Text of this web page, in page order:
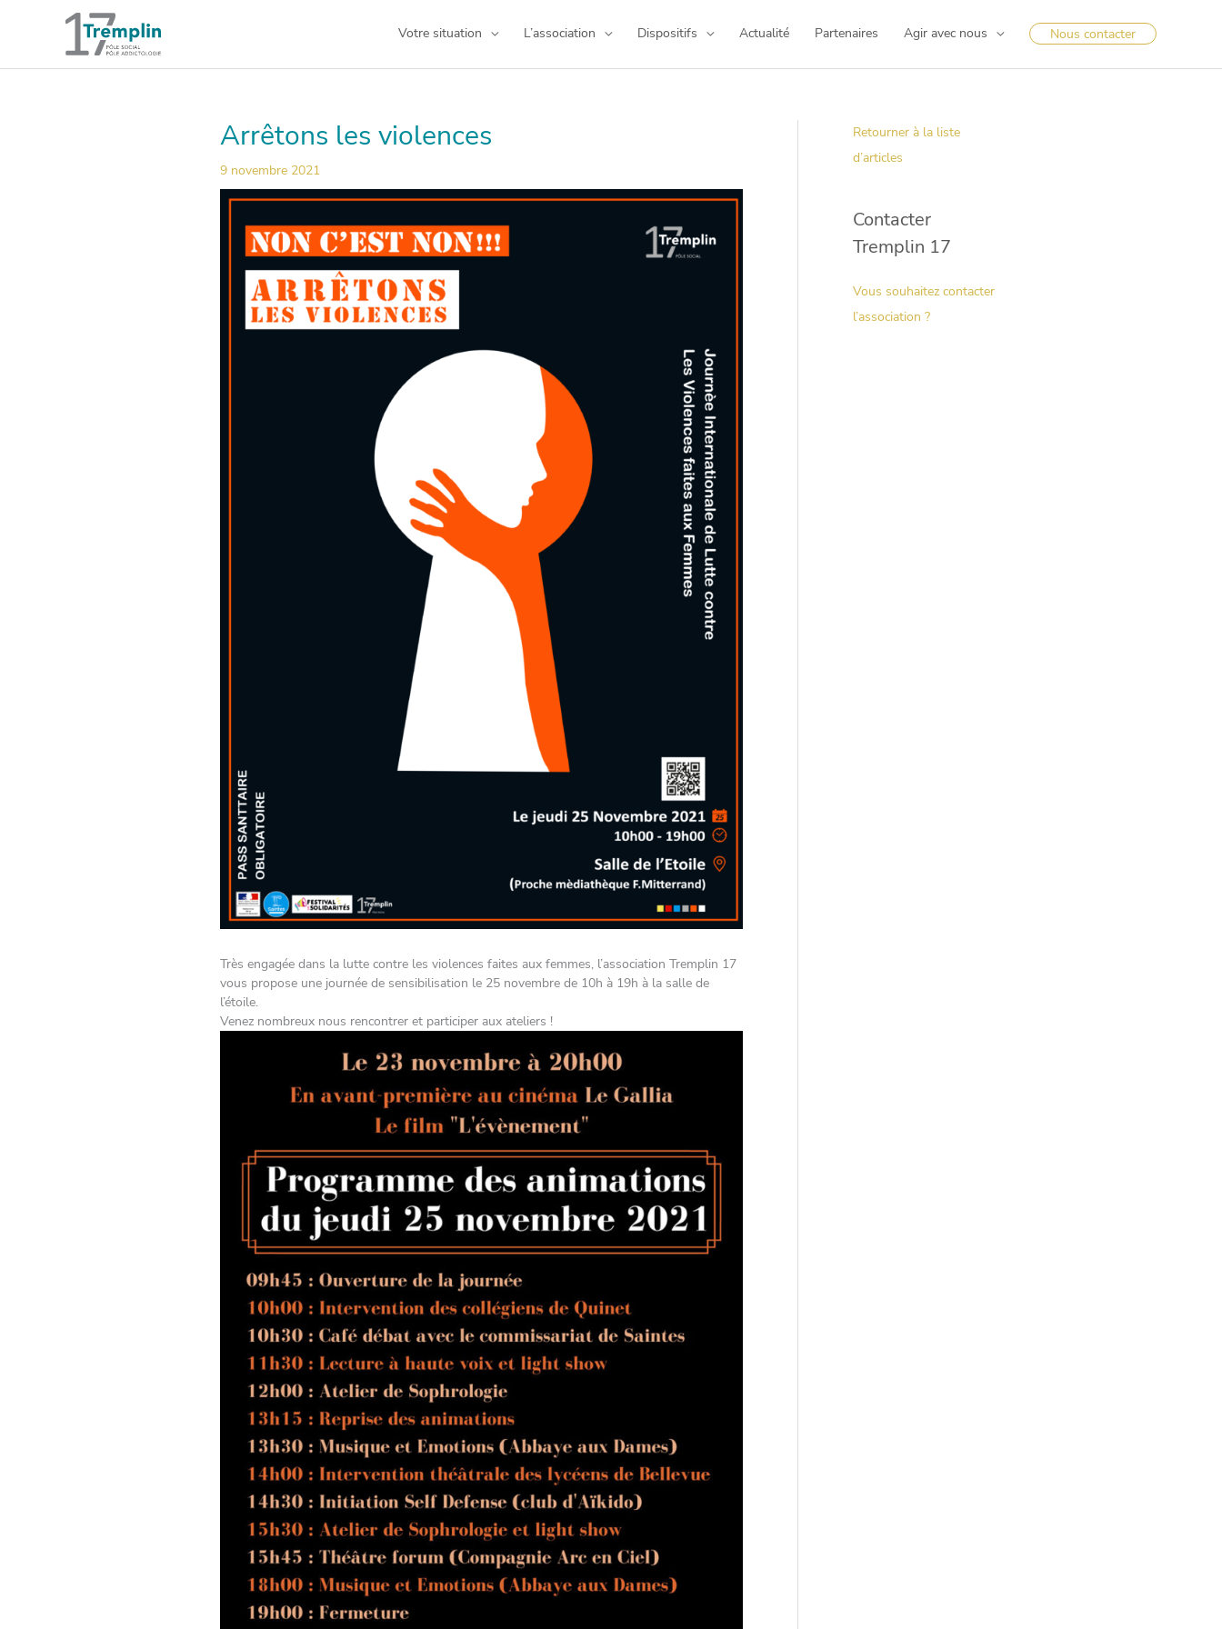
Votre situation L’association Dispositifs Actualité Partenaires Agir avec nous Nous contacter
Arrêtons les violences
9 novembre 2021
Très engagée dans la lutte contre les violences faites aux femmes, l’association Tremplin 17
vous propose une journée de sensibilisation le 25 novembre de 10h à 19h à la salle de
l’étoile.
Venez nombreux nous rencontrer et participer aux ateliers !
Retourner à la liste
d’articles
Contacter
Tremplin 17
Vous souhaitez contacter
l’association ?